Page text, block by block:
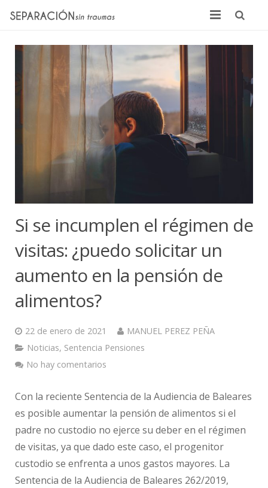
Inicio
Quienes somos
Sentencias
Si se incumplen el régimen de
visitas: ¿puedo solicitar un
aumento en la pensión de
alimentos?
22 de enero de 2021
MANUEL PEREZ PEÑA
Noticias, Sentencia Pensiones
No hay comentarios
Con la reciente Sentencia de la Audiencia de Baleares
es posible aumentar la pensión de alimentos si el
padre no custodio no ejerce su deber en el régimen
de visitas, ya que dado este caso, el progenitor
custodio se enfrenta a unos gastos mayores. La
Sentencia de la Audiencia de Baleares 262/2019,